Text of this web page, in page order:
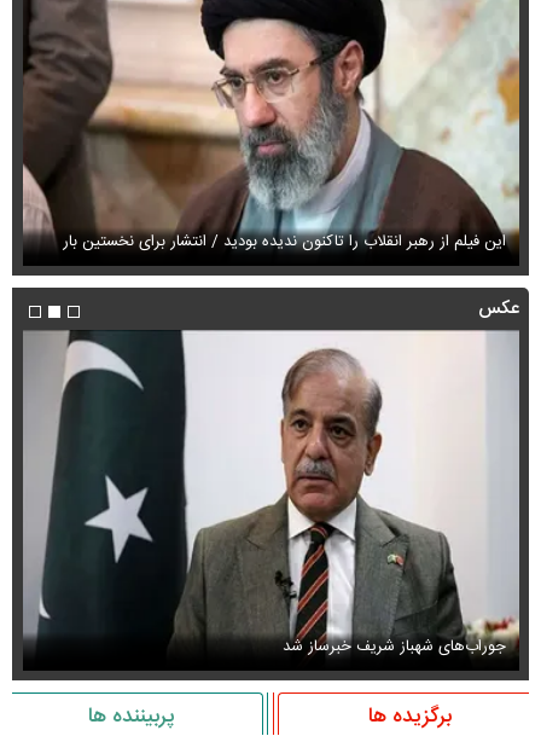
این فیلم از رهبر انقلاب را تاکنون ندیده بودید / انتشار برای نخستین بار
عکس
جوراب‌های شهباز شریف خبرساز شد
برگزیده ها پربیننده ها